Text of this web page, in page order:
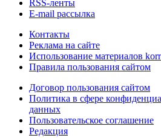
RSS-ленты
E-mail рассылка
Контакты
Реклама на сайте
Использование материалов
Правила пользования сайтом
Договор пользования сайтом
Политика в сфере
данных
Пользовательское соглашение
Редакция